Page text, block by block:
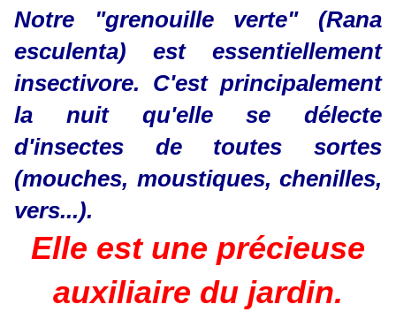
Notre "grenouille verte" (Rana
esculenta) est essentiellement
insectivore. C'est principalement
la nuit qu'elle se délecte
d'insectes de toutes sortes
(mouches, moustiques, chenilles,
vers...).
Elle est une précieuse
auxiliaire du jardin.